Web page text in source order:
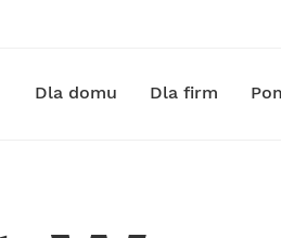
Dla domu Dla firm